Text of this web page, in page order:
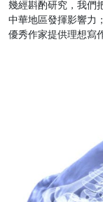
幾經斟酌研究，我們
中華地區發揮影響力
優秀作家提供理想寫